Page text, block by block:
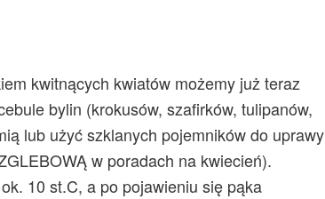
kwitnących kwiatów możemy już teraz
bylin (krokusów, szafirków, tulipanów,
lub użyć szklanych pojemników do uprawy
w poradach na kwiecień).
10 st.C, a po pojawieniu się pąka